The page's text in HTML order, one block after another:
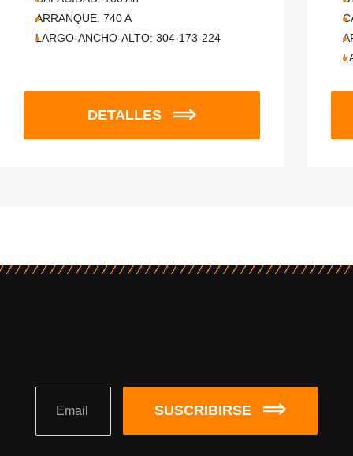
ARRANQUE: 740A
LARGO-ANCHO-ALTO: 304-173-224
DETALLES
SUSCRIBIRSE